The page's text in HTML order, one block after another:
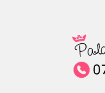
Skip
to
navigation
Skip
to
content